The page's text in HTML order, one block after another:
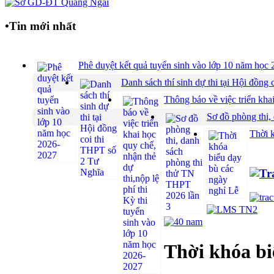
•Tin mới nhất
Phê duyệt kết quả tuyển sinh vào lớp 10 năm học
Danh sách thí sinh dự thi tại Hội
Thông báo về việc triển
Sơ đồ phòng
Thời
Thời khóa